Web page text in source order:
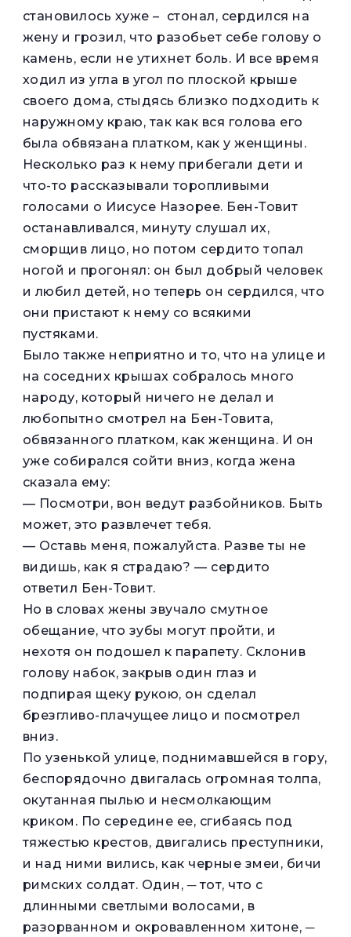
становилось хуже – стонал, сердился на
жену и грозил, что разобьет себе голову о
камень, если не утихнет боль. И все время
ходил из угла в угол по плоской крыше
своего дома, стыдясь близко подходить к
наружному краю, так как вся голова его
была обвязана платком, как у женщины.
Несколько раз к нему прибегали дети и
что-то рассказывали торопливыми
голосами о Иисусе Назорее. Бен-Товит
останавливался, минуту слушал их,
сморщив лицо, но потом сердито топал
ногой и прогонял: он был добрый человек
и любил детей, но теперь он сердился, что
они пристают к нему со всякими
пустяками.
Было также неприятно и то, что на улице и
на соседних крышах собралось много
народу, который ничего не делал и
любопытно смотрел на Бен-Товита,
обвязанного платком, как женщина. И он
уже собирался сойти вниз, когда жена
сказала ему:
— Посмотри, вон ведут разбойников. Быть
может, это развлечет тебя.
— Оставь меня, пожалуйста. Разве ты не
видишь, как я страдаю? — сердито
ответил Бен-Товит.
Но в словах жены звучало смутное
обещание, что зубы могут пройти, и
нехотя он подошел к парапету. Склонив
голову набок, закрыв один глаз и
подпирая щеку рукою, он сделал
брезгливо-плачущее лицо и посмотрел
вниз.
По узенькой улице, поднимавшейся в гору,
беспорядочно двигалась огромная толпа,
окутанная пылью и несмолкающим
криком. По середине ее, сгибаясь под
тяжестью крестов, двигались преступники,
и над ними вились, как черные змеи, бичи
римских солдат. Один, ─ тот, что с
длинными светлыми волосами, в
разорванном и окровавленном хитоне, ─